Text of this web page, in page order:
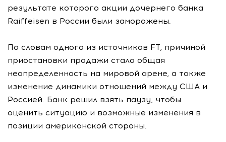
результате которого акции дочернего банка
Raiffeisen в России были заморожены.
По словам одного из источников FT, причиной
приостановки продажи стала общая
неопределенность на мировой арене, а также
изменение динамики отношений между США и
Россией. Банк решил взять паузу, чтобы
оценить ситуацию и возможные изменения в
позиции американской стороны.